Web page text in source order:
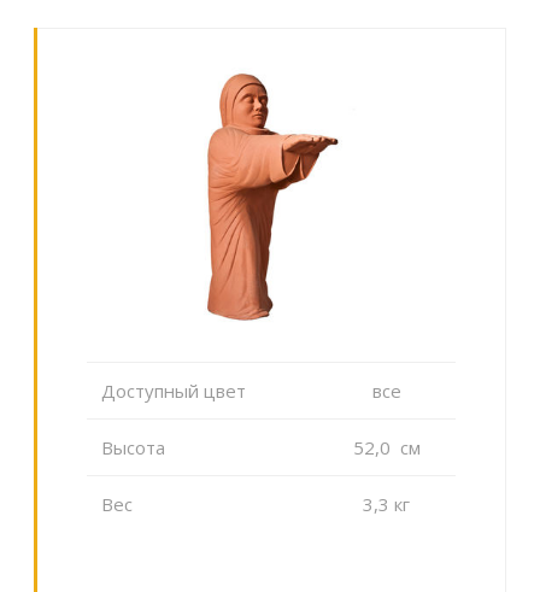
Доступный цвет все
Высота 52,0 cм
Вес 3,3 кг